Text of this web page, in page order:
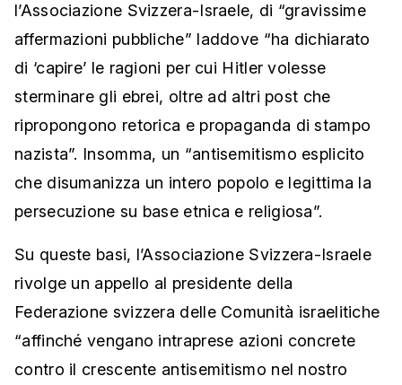
l’Associazione Svizzera-Israele, di “gravissime
affermazioni pubbliche” laddove “ha dichiarato
di ‘capire’ le ragioni per cui Hitler volesse
sterminare gli ebrei, oltre ad altri post che
ripropongono retorica e propaganda di stampo
nazista”. Insomma, un “antisemitismo esplicito
che disumanizza un intero popolo e legittima la
persecuzione su base etnica e religiosa”.
Su queste basi, l’Associazione Svizzera-Israele
rivolge un appello al presidente della
Federazione svizzera delle Comunità israelitiche
“affinché vengano intraprese azioni concrete
contro il crescente antisemitismo nel nostro